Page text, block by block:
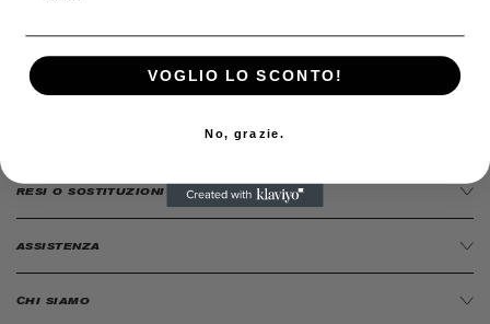
SPEDIZIONI EXPRESS 24/48H ORE
RESI O SOSTITUZIONI
ASSISTENZA
CHI SIAMO
VOGLIO LO SCONTO!
No, grazie.